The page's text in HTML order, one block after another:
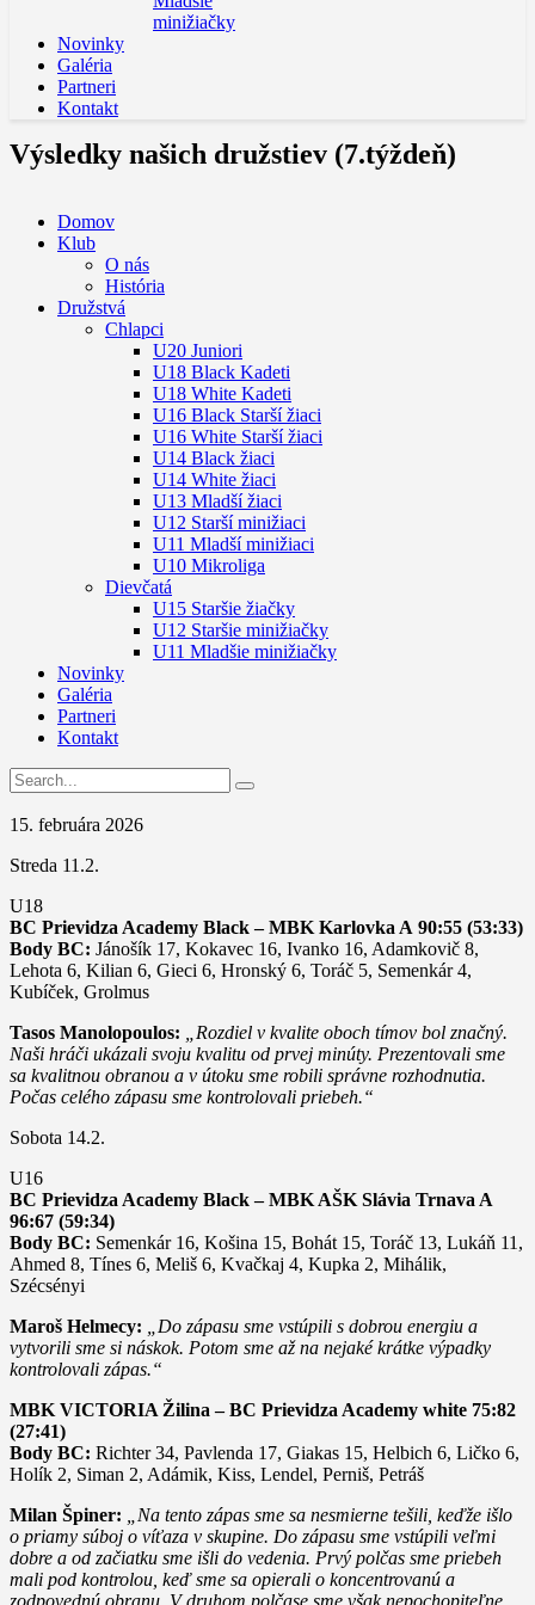
minižiačky
Novinky
Galéria
Partneri
Kontakt
Výsledky našich družstiev (7.týždeň)
Domov
Klub
O nás
História
Družstvá
Chlapci
U20 Juniori
U18 Black Kadeti
U18 White Kadeti
U16 Black Starší žiaci
U16 White Starší žiaci
U14 Black žiaci
U14 White žiaci
U13 Mladší žiaci
U12 Starší minižiaci
U11 Mladší minižiaci
U10 Mikroliga
Dievčatá
U15 Staršie žiačky
U12 Staršie minižiačky
U11 Mladšie minižiačky
Novinky
Galéria
Partneri
Kontakt
15. februára 2026
Streda 11.2.
U18
BC Prievidza Academy Black – MBK Karlovka A 90:55 (53:33)
Body BC: Jánošík 17, Kokavec 16, Ivanko 16, Adamkovič 8,
Lehota 6, Kilian 6, Gieci 6, Hronský 6, Toráč 5, Semenkár 4,
Kubíček, Grolmus
Tasos Manolopoulos:
„Rozdiel v kvalite oboch tímov bol značný.
Naši hráči ukázali svoju kvalitu od prvej minúty. Prezentovali sme
sa kvalitnou obranou a v útoku sme robili správne rozhodnutia.
Počas celého zápasu sme kontrolovali priebeh.“
Sobota 14.2.
U16
BC Prievidza Academy Black – MBK AŠK Slávia Trnava A
96:67 (59:34)
Body BC: Semenkár 16, Košina 15, Bohát 15, Toráč 13, Lukáň 11,
Ahmed 8, Tínes 6, Meliš 6, Kvačkaj 4, Kupka 2, Mihálik,
Szécsényi
Maroš Helmecy:
„Do zápasu sme vstúpili s dobrou energiu a
vytvorili sme si náskok. Potom sme až na nejaké krátke výpadky
kontrolovali zápas.“
MBK VICTORIA Žilina – BC Prievidza Academy white 75:82
(27:41)
Body BC: Richter 34, Pavlenda 17, Giakas 15, Helbich 6, Ličko 6,
Holík 2, Siman 2, Adámik, Kiss, Lendel, Perniš, Petráš
Milan Špiner:
„Na tento zápas sme sa nesmierne tešili, keďže išlo
o priamy súboj o víťaza v skupine. Do zápasu sme vstúpili veľmi
dobre a od začiatku sme išli do vedenia. Prvý polčas sme priebeh
mali pod kontrolou, keď sme sa opierali o koncentrovanú a
zodpovednú obranu. V druhom polčase sme však nepochopiteľne